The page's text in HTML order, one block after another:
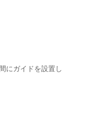
にガイドを設置し